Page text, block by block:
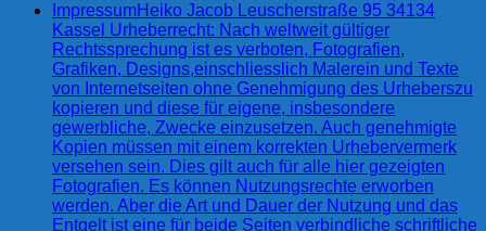
ImpressumHeiko Jacob Leuscherstraße 95 34134
Kassel Urheberrecht: Nach weltweit gültiger
Rechtssprechung ist es verboten, Fotografien,
Grafiken, Designs,einschliesslich Malerein und Texte
von Internetseiten ohne Genehmigung des Urheberszu
kopieren und diese für eigene, insbesondere
gewerbliche, Zwecke einzusetzen. Auch genehmigte
Kopien müssen mit einem korrekten Urhebervermerk
versehen sein. Dies gilt auch für alle hier gezeigten
Fotografien. Es können Nutzungsrechte erworben
werden. Aber die Art und Dauer der Nutzung und das
Entgelt ist eine für beide Seiten verbindliche schriftliche